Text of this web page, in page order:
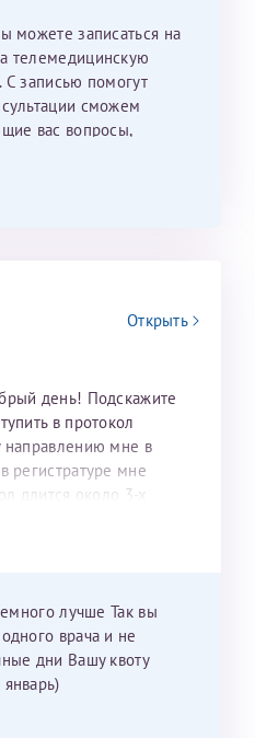
давней знакомой, очень
данной клинике весь
чуткий, прям приятно
туда ещё за вторым
к Ринату
можете записаться на
телемедицинскую
С записью помогут
сможем
вас вопросы,
Открыть
день! Подскажите
в протокол
направлению мне в
регистратуре мне
длится около 3-х
находится в Питере.
в Калининграде и
лучше Так вы
врача и не
дни Вашу квоту